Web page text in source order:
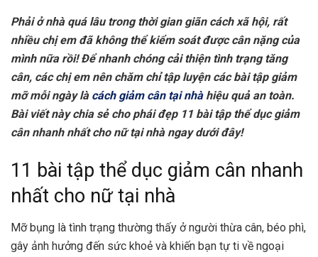
Phải ở nhà quá lâu trong thời gian giãn cách xã hội, rất
nhiều chị em đã không thể kiểm soát được cân nặng của
mình nữa rồi! Để nhanh chóng cải thiện tình trạng tăng
cân, các chị em nên chăm chỉ tập luyện các bài tập giảm
mỡ mỗi ngày là cách giảm cân tại nhàhiệu quả an toàn.
Bài viết này chia sẻ cho phái đẹp 11 bài tập thể dục giảm
cân nhanh nhất cho nữ tại nhà ngay dưới đây!
11 bài tập thể dục giảm cân nhanh
nhất cho nữ tại nhà
Mỡ bụng là tình trạng thường thấy ở người thừa cân, béo phì,
gây ảnh hưởng đến sức khoẻ và khiến bạn tự ti về ngoại